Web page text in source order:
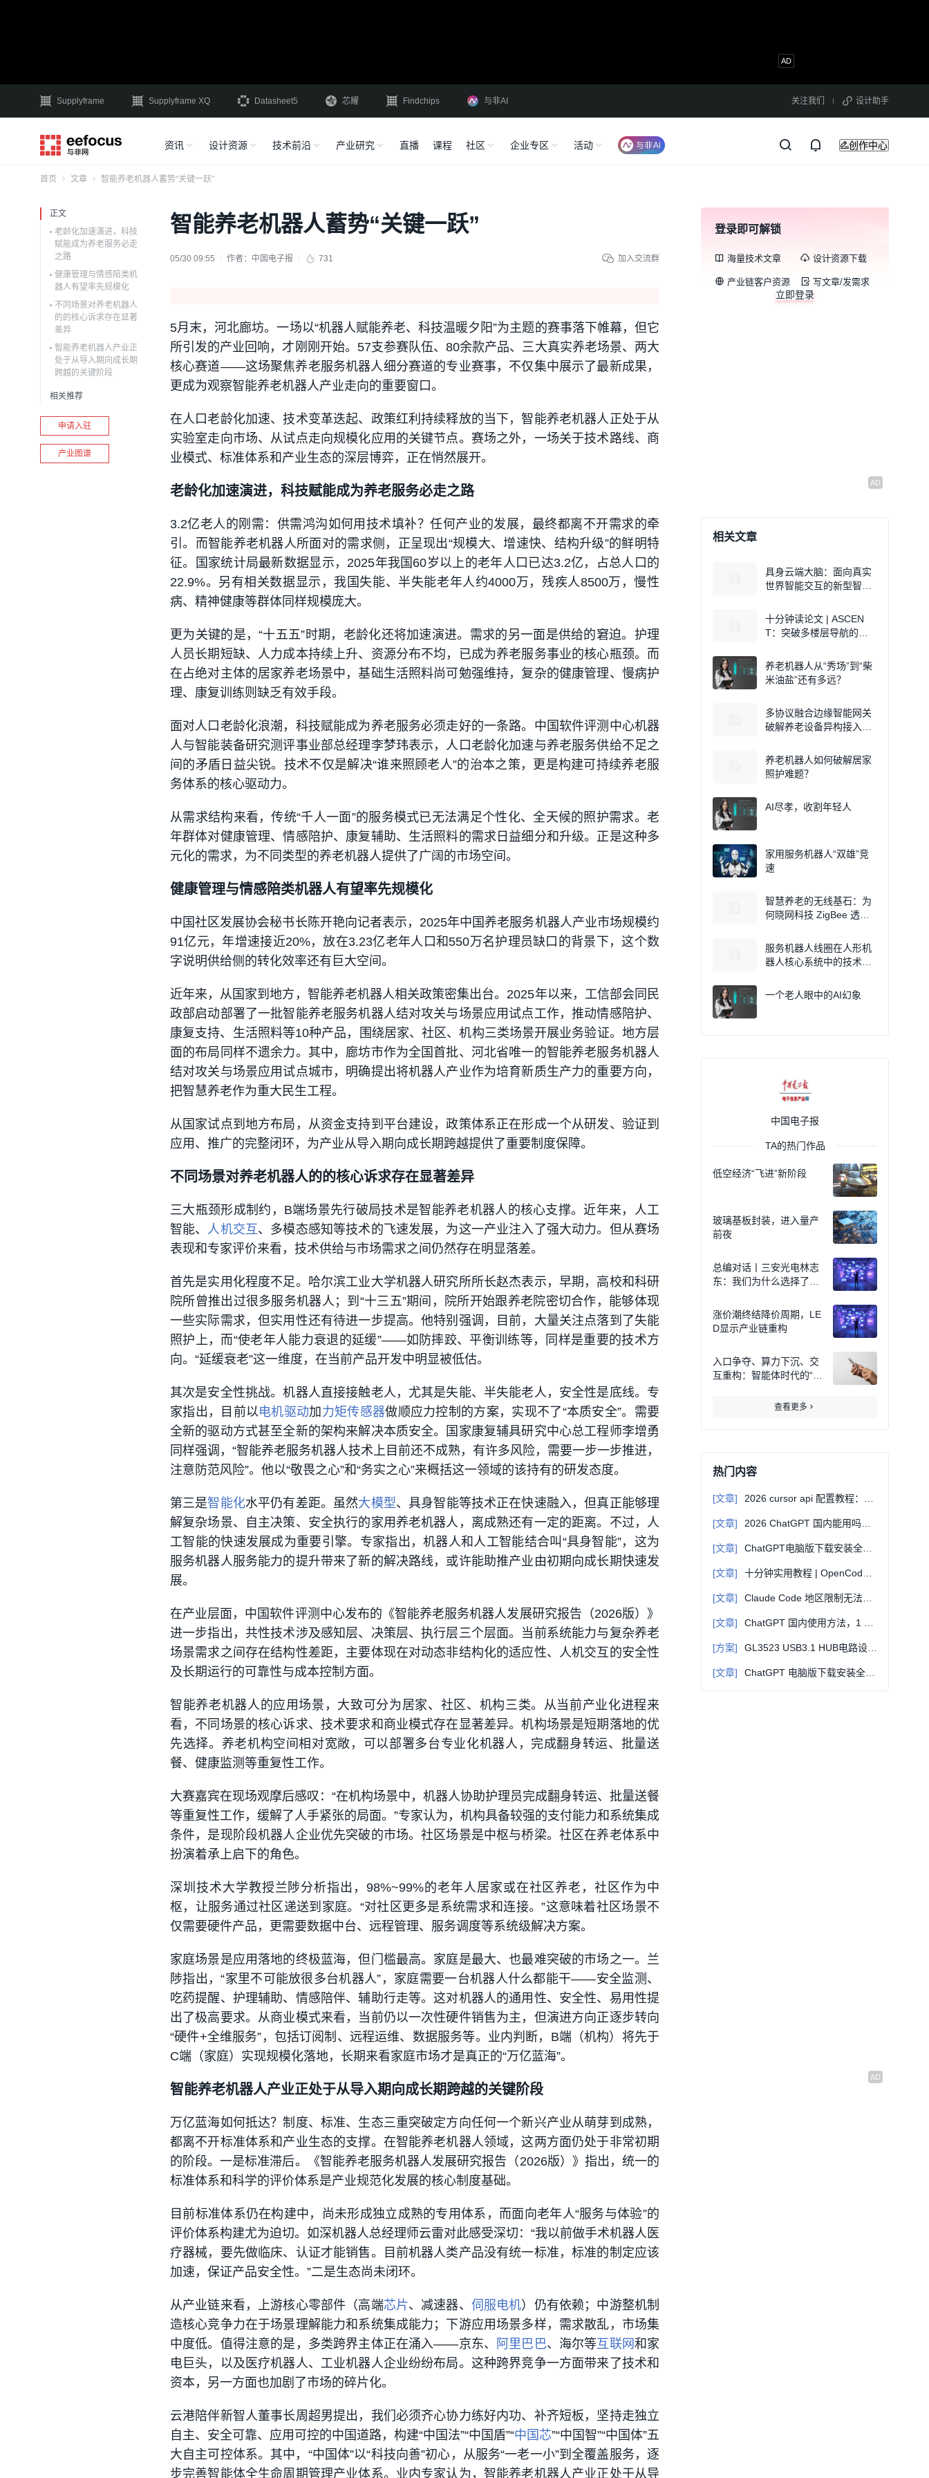
Supplyframe Supplyframe XQ Datasheet5 芯耀 Findchips 与非AI 关注我们 设计助手
资讯 设计资源 技术前沿 产业研究 直播 课程 社区 企业专区 活动 创作中心
首页 文章 智能养老机器人蓄势“关键一跃”
正文
老龄化加速演进，科技
赋能成为养老服务必走
之路
健康管理与情感陪类机
器人有望率先规模化
不同场景对养老机器人
的的核心诉求存在显著
差异
智能养老机器人产业正
处于从导入期向成长期
跨越的关键阶段
相关推荐
申请入驻
产业图谱
智能养老机器人蓄势“关键一跃”
05/30 09:55 作者： 中国电子报 731 加入交流群
5月末，河北廊坊。一场以“机器人赋能养老、科技温暖夕阳”为主题的赛事落下帷幕，但它
所引发的产业回响，才刚刚开始。57支参赛队伍、80余款产品、三大真实养老场景、两大
核心赛道——这场聚焦养老服务机器人细分赛道的专业赛事，不仅集中展示了最新成果，
更成为观察智能养老机器人产业走向的重要窗口。
在人口老龄化加速、技术变革迭起、政策红利持续释放的当下，智能养老机器人正处于从
实验室走向市场、从试点走向规模化应用的关键节点。赛场之外，一场关于技术路线、商
业模式、标准体系和产业生态的深层博弈，正在悄然展开。
老龄化加速演进，科技赋能成为养老服务必走之路
3.2亿老人的刚需：供需鸿沟如何用技术填补？任何产业的发展，最终都离不开需求的牵
引。而智能养老机器人所面对的需求侧，正呈现出“规模大、增速快、结构升级”的鲜明特
征。国家统计局最新数据显示，2025年我国60岁以上的老年人口已达3.2亿，占总人口的
22.9%。另有相关数据显示，我国失能、半失能老年人约4000万，残疾人8500万，慢性
病、精神健康等群体同样规模庞大。
更为关键的是，“十五五”时期，老龄化还将加速演进。需求的另一面是供给的窘迫。护理
人员长期短缺、人力成本持续上升、资源分布不均，已成为养老服务事业的核心瓶颈。而
在占绝对主体的居家养老场景中，基础生活照料尚可勉强维持，复杂的健康管理、慢病护
理、康复训练则缺乏有效手段。
面对人口老龄化浪潮，科技赋能成为养老服务必须走好的一条路。中国软件评测中心机器
人与智能装备研究测评事业部总经理李梦玮表示，人口老龄化加速与养老服务供给不足之
间的矛盾日益尖锐。技术不仅是解决“谁来照顾老人”的治本之策，更是构建可持续养老服
务体系的核心驱动力。
从需求结构来看，传统“千人一面”的服务模式已无法满足个性化、全天候的照护需求。老
年群体对健康管理、情感陪护、康复辅助、生活照料的需求日益细分和升级。正是这种多
元化的需求，为不同类型的养老机器人提供了广阔的市场空间。
健康管理与情感陪类机器人有望率先规模化
中国社区发展协会秘书长陈开艳向记者表示，2025年中国养老服务机器人产业市场规模约
91亿元，年增速接近20%，放在3.23亿老年人口和550万名护理员缺口的背景下，这个数
字说明供给侧的转化效率还有巨大空间。
近年来，从国家到地方，智能养老机器人相关政策密集出台。2025年以来，工信部会同民
政部启动部署了一批智能养老服务机器人结对攻关与场景应用试点工作，推动情感陪护、
康复支持、生活照料等10种产品，围绕居家、社区、机构三类场景开展业务验证。地方层
面的布局同样不遗余力。其中，廊坊市作为全国首批、河北省唯一的智能养老服务机器人
结对攻关与场景应用试点城市，明确提出将机器人产业作为培育新质生产力的重要方向，
把智慧养老作为重大民生工程。
从国家试点到地方布局，从资金支持到平台建设，政策体系正在形成一个从研发、验证到
应用、推广的完整闭环，为产业从导入期向成长期跨越提供了重要制度保障。
不同场景对养老机器人的的核心诉求存在显著差异
三大瓶颈形成制约，B端场景先行破局技术是智能养老机器人的核心支撑。近年来，人工
智能、 人机交互、多模态感知等技术的飞速发展，为这一产业注入了强大动力。但从赛场
表现和专家评价来看，技术供给与市场需求之间仍然存在明显落差。
首先是实用化程度不足。哈尔滨工业大学机器人研究所所长赵杰表示，早期，高校和科研
院所曾推出过很多服务机器人；到“十三五”期间，院所开始跟养老院密切合作，能够体现
一些实际需求，但实用性还有待进一步提高。他特别强调，目前，大量关注点落到了失能
照护上，而“使老年人能力衰退的延缓”——如防摔跤、平衡训练等，同样是重要的技术方
向。“延缓衰老”这一维度，在当前产品开发中明显被低估。
其次是安全性挑战。机器人直接接触老人，尤其是失能、半失能老人，安全性是底线。专
家指出，目前以电机驱动加 力矩传感器做顺应力控制的方案，实现不了“本质安全”。需要
全新的驱动方式甚至全新的架构来解决本质安全。国家康复辅具研究中心总工程师李增勇
同样强调，“智能养老服务机器人技术上目前还不成熟，有许多风险，需要一步一步推进，
注意防范风险”。他以“敬畏之心”和“务实之心”来概括这一领域的该持有的研发态度。
第三是智能化水平仍有差距。虽然大模型、具身智能等技术正在快速融入，但真正能够理
解复杂场景、自主决策、安全执行的家用养老机器人，离成熟还有一定的距离。不过，人
工智能的快速发展成为重要引擎。专家指出，机器人和人工智能结合叫“具身智能”，这为
服务机器人服务能力的提升带来了新的解决路线，或许能助推产业由初期向成长期快速发
展。
在产业层面，中国软件评测中心发布的《智能养老服务机器人发展研究报告（2026版）》
进一步指出，共性技术涉及感知层、决策层、执行层三个层面。当前系统能力与复杂养老
场景需求之间存在结构性差距，主要体现在对动态非结构化的适应性、人机交互的安全性
及长期运行的可靠性与成本控制方面。
智能养老机器人的应用场景，大致可分为居家、社区、机构三类。从当前产业化进程来
看，不同场景的核心诉求、技术要求和商业模式存在显著差异。机构场景是短期落地的优
先选择。养老机构空间相对宽敞，可以部署多台专业化机器人，完成翻身转运、批量送
餐、健康监测等重复性工作。
大赛嘉宾在现场观摩后感叹：“在机构场景中，机器人协助护理员完成翻身转运、批量送餐
等重复性工作，缓解了人手紧张的局面。”专家认为，机构具备较强的支付能力和系统集成
条件，是现阶段机器人企业优先突破的市场。社区场景是中枢与桥梁。社区在养老体系中
扮演着承上启下的角色。
深圳技术大学教授兰陟分析指出，98%~99%的老年人居家或在社区养老，社区作为中
枢，让服务通过社区递送到家庭。“对社区更多是系统需求和连接。”这意味着社区场景不
仅需要硬件产品，更需要数据中台、远程管理、服务调度等系统级解决方案。
家庭场景是应用落地的终极蓝海，但门槛最高。家庭是最大、也最难突破的市场之一。兰
陟指出，“家里不可能放很多台机器人”，家庭需要一台机器人什么都能干——安全监测、
吃药提醒、护理辅助、情感陪伴、辅助行走等。这对机器人的通用性、安全性、易用性提
出了极高要求。从商业模式来看，当前仍以一次性硬件销售为主，但演进方向正逐步转向
“硬件+全维服务”，包括订阅制、远程运维、数据服务等。业内判断，B端（机构）将先于
C端（家庭）实现规模化落地，长期来看家庭市场才是真正的“万亿蓝海”。
智能养老机器人产业正处于从导入期向成长期跨越的关键阶段
万亿蓝海如何抵达？制度、标准、生态三重突破定方向任何一个新兴产业从萌芽到成熟，
都离不开标准体系和产业生态的支撑。在智能养老机器人领域，这两方面仍处于非常初期
的阶段。一是标准滞后。《智能养老服务机器人发展研究报告（2026版）》指出，统一的
标准体系和科学的评价体系是产业规范化发展的核心制度基础。
目前标准体系仍在构建中，尚未形成独立成熟的专用体系，而面向老年人“服务与体验”的
评价体系构建尤为迫切。如深机器人总经理师云雷对此感受深切：“我以前做手术机器人医
疗器械，要先做临床、认证才能销售。目前机器人类产品没有统一标准，标准的制定应该
加速，保证产品安全性。”二是生态尚未闭环。
从产业链来看，上游核心零部件（高端芯片、减速器、 伺服电机）仍有依赖；中游整机制
造核心竞争力在于场景理解能力和系统集成能力；下游应用场景多样，需求散乱，市场集
中度低。值得注意的是，多类跨界主体正在涌入——京东、
阿里巴巴、海尔等互联网和家
电巨头，以及医疗机器人、工业机器人企业纷纷布局。这种跨界竞争一方面带来了技术和
资本，另一方面也加剧了市场的碎片化。
云港陪伴新智人董事长周超男提出，我们必须齐心协力练好内功、补齐短板，坚持走独立
自主、安全可靠、应用可控的中国道路，构建“中国法”“中国盾”“中国芯”“中国智”“中国体”五
大自主可控体系。其中，“中国体”以“科技向善”初心，从服务“一老一小”到全覆盖服务，逐
步完善智能体全生命周期管理产业体系。业内专家认为，智能养老机器人产业正处于从导
登录即可解锁
海量技术文章 设计资源下载
产业链客户资源 写文章/发需求
立即登录
相关文章
具身云端大脑：面向真实
世界智能交互的新型智能
十分钟读论文 | ASCEN
T：突破多楼层导航的零
养老机器人从“秀场”到“柴
米油盐”还有多远？
多协议融合边缘智能网关
破解养老设备异构接入难
养老机器人如何破解居家
照护难题？
AI尽孝，收割年轻人
家用服务机器人“双雄”竞
速
智慧养老的无线基石：为
何晓网科技 ZigBee 透传
服务机器人线圈在人形机
器人核心系统中的技术价
一个老人眼中的AI幻象
中国电子报
TA的热门作品
低空经济“飞进”新阶段
玻璃基板封装，进入量产
前夜
总编对话丨三安光电林志
东：我们为什么选择了化
涨价潮终结降价周期，LE
D显示产业链重构
入口争夺、算力下沉、交
互重构：智能体时代的“终
查看更多
热门内容
[文章] 2026 cursor api 配置教程：自定义 Base URL 接入第三方大模型
[文章] 2026 ChatGPT 国内能用吗？无需翻墙直连教程
[文章] ChatGPT电脑版下载安装全指南：Windows/Mac通用教程
[文章] 十分钟实用教程 | OpenCode + oh-my-opencode：开源AI编程的终极组合
[文章] Claude Code 地区限制无法使用？合规解除 + 完美替代全教程，国内直连即用
[文章] ChatGPT 国内使用方法，1 分钟上手零门槛
[方案] GL3523 USB3.1 HUB电路设计方案(PCB+原理图)
[文章] ChatGPT 电脑版下载安装全攻略（Windows/Mac 通用）：避坑 + 高效替代方案